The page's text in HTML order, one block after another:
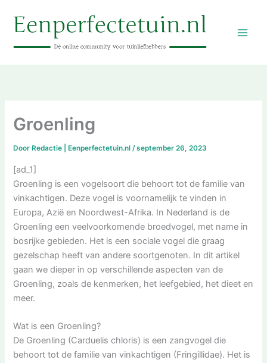
naar
inhoud
Groenling
Door Redactie | Eenperfectetuin.nl/september 26, 2023
[ad_1]
Groenling is een vogelsoort die behoort tot de familie van
vinkachtigen. Deze vogel is voornamelijk te vinden in
Europa, Azië en Noordwest-Afrika. In Nederland is de
Groenling een veelvoorkomende broedvogel, met name in
bosrijke gebieden. Het is een sociale vogel die graag
gezelschap heeft van andere soortgenoten. In dit artikel
gaan we dieper in op verschillende aspecten van de
Groenling, zoals de kenmerken, het leefgebied, het dieet en
meer.
Wat is een Groenling?
De Groenling (Carduelis chloris) is een zangvogel die
behoort tot de familie van vinkachtigen (Fringillidae). Het is